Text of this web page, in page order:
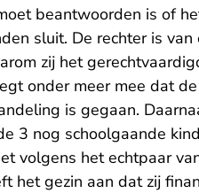
beantwoorden is of
sluit. De rechter is
zij het
onder meer mee dat
is gegaan.
3 nog schoolgaande
volgens het echtpaar
het gezin aan dat zij